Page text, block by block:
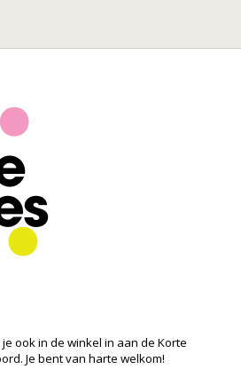
ook in de winkel in aan de Korte
Je bent van harte welkom!